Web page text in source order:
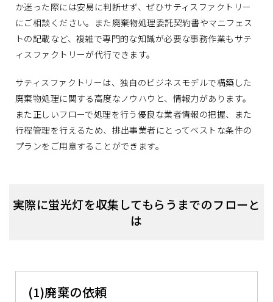
か迷った際には安易に判断せず、ぜひサティスファクトリー
にご相談ください。また廃棄物処理委託契約書やマニフェス
トの記載など、複雑で専門的な知識が必要な事務作業もサテ
ィスファクトリーが代行できます。
サティスファクトリーは、独自のビジネスモデルで構築した
廃棄物処理に関する高度なノウハウと、情報力があります。
また正しいフローで処理を行う優良な業者情報の把握、また
行程管理を行えるため、排出事業者にとってベストな条件の
プランをご用意することができます。
実際に蛍光灯を収集してもらうまでのフローと
は
(1)廃棄の依頼